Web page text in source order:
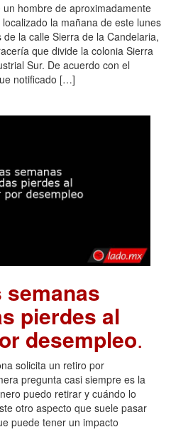
un hombre de aproximadamente
la mañana de este lunes
la calle Sierra de la Candelaria,
que divide la colonia Sierra
Sur. De acuerdo con el
notificado […]
semanas
pierdes al
desempleo.
solicita un retiro por
pregunta casi siempre es la
puedo retirar y cuándo lo
otro aspecto que suele pasar
puede tener un impacto